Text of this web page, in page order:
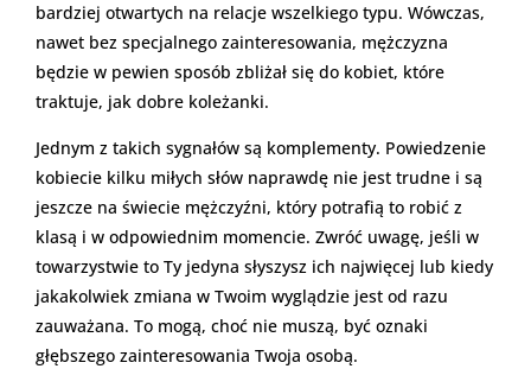
bardziej otwartych na relacje wszelkiego typu. Wówczas,
nawet bez specjalnego zainteresowania, mężczyzna
będzie w pewien sposób zbliżał się do kobiet, które
traktuje, jak dobre koleżanki.
Jednym z takich sygnałów są komplementy. Powiedzenie
kobiecie kilku miłych słów naprawdę nie jest trudne i są
jeszcze na świecie mężczyźni, który potrafią to robić z
klasą i w odpowiednim momencie. Zwróć uwagę, jeśli w
towarzystwie to Ty jedyna słyszysz ich najwięcej lub kiedy
jakakolwiek zmiana w Twoim wyglądzie jest od razu
zauważana. To mogą, choć nie muszą, być oznaki
głębszego zainteresowania Twoja osobą.